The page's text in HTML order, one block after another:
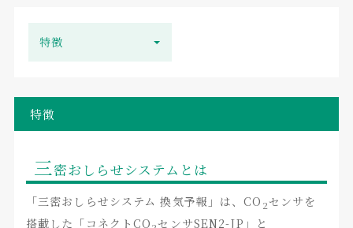
特徴
特徴
三密おしらせシステムとは
「三密おしらせシステム 換気予報」は、CO 2センサを
搭載した「コネクトCO センサSEN2-JP」と